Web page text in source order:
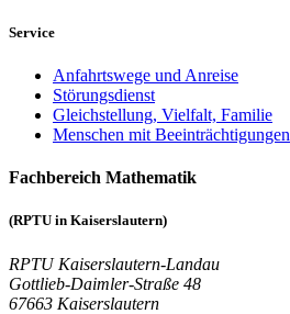
Service
Anfahrtswege und Anreise
Störungsdienst
Gleichstellung, Vielfalt, Familie
Menschen mit Beeinträchtigungen
Fachbereich Mathematik
(RPTU in Kaiserslautern)
RPTU Kaiserslautern-Landau
Gottlieb-Daimler-Straße 48
67663 Kaiserslautern